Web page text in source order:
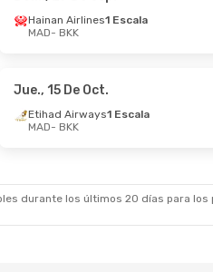
1 Escala
- Dom., 18 De Oct.
Hainan Airlines1 Escala
MAD- BKK
Jue., 15 De Oct.
Etihad Airways1 Escala
MAD- BKK
durante los últimos 20 días para